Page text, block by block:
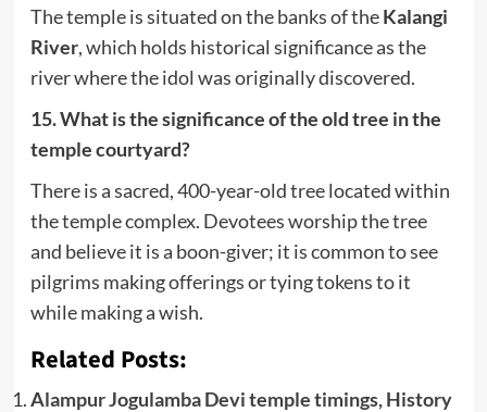
The temple is situated on the banks of theKalangi
River, which holds historical significance as the
river where the idol was originally discovered.
15. What is the significance of the old tree in the
temple courtyard?
There is a sacred, 400-year-old tree located within
the temple complex. Devotees worship the tree
and believe it is a boon-giver; it is common to see
pilgrims making offerings or tying tokens to it
while making a wish.
Related Posts:
Alampur Jogulamba Devi temple timings, History